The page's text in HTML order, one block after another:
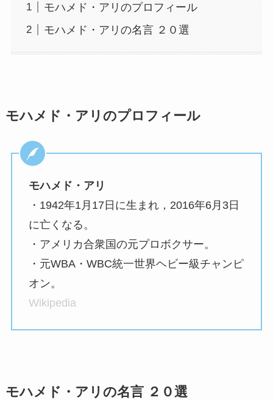
モハメド・アリのプロフィール
モハメド・アリの名言 ２０選
モハメド・アリのプロフィール
モハメド・アリ
・1942年1月17日に生まれ，2016年6月3日
に亡くなる。
・アメリカ合衆国の元プロボクサー。
・元WBA・WBC統一世界ヘビー級チャンピ
オン。
Wikipedia
モハメド・アリの名言 ２０選